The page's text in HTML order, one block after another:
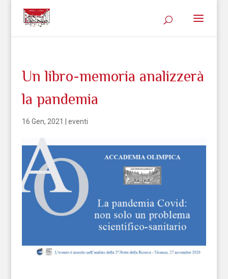
Un libro-memoria analizzerà
la pandemia
16 Gen, 2021 eventi